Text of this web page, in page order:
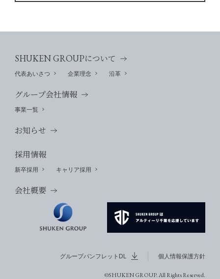
SHUKEN GROUPについて
代表あいさつ 企業理念 沿革
グループ会社情報
事業一覧
お知らせ
採用情報
新卒採用 キャリア採用
会社概要
グループパンフレットDL 個人情報保護方針
©SHUKEN GROUP. All Rights Reserved.